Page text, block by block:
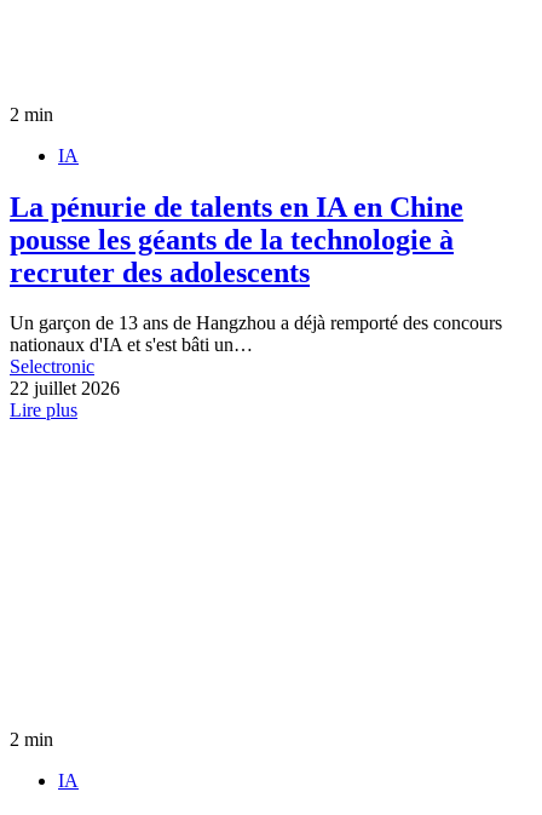
2 min
IA
La pénurie de talents en IA en Chine
pousse les géants de la technologie à
recruter des adolescents
Un garçon de 13 ans de Hangzhou a déjà remporté des concours
nationaux d'IA et s'est bâti un…
Selectronic
22 juillet 2026
Lire plus
2 min
IA